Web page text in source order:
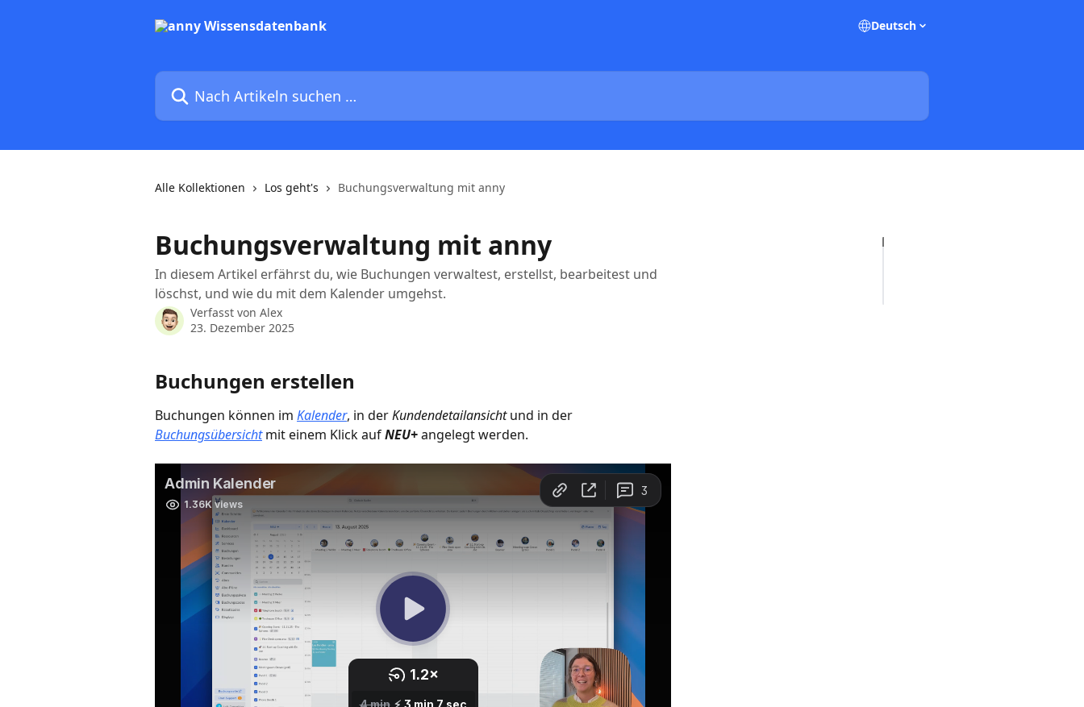
Deutsch
Nach Artikeln suchen …
Alle Kollektionen Los geht's Buchungsverwaltung mit anny
Buchungsverwaltung mit anny
In diesem Artikel erfährst du, wie Buchungen verwaltest, erstellst, bearbeitest und
löschst, und wie du mit dem Kalender umgehst.
Verfasst von Alex
23. Dezember 2025
Buchungen erstellen
Buchungen können im Kalender, in der Kundendetailansicht und in der
Buchungsübersicht mit einem Klick auf NEU+ angelegt werden.